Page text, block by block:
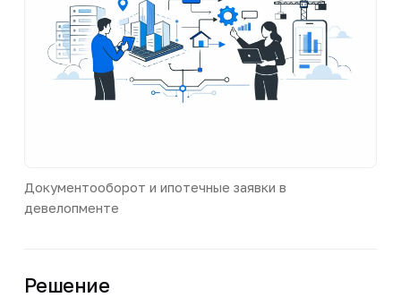
Документооборот и ипотечные заявки в
девелопменте
Решение